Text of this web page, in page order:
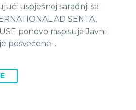
uspješnoj saradnji sa
AD SENTA,
ponovo raspisuje Javni
posvećene…